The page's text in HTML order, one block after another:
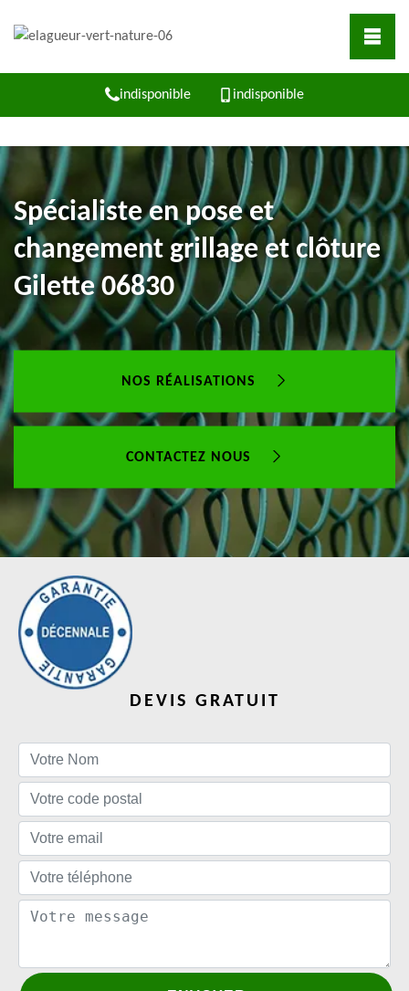
indisponible indisponible
Spécialiste en pose et
changement grillage et clôture
Gilette 06830
NOS RÉALISATIONS
CONTACTEZ NOUS
DEVIS GRATUIT